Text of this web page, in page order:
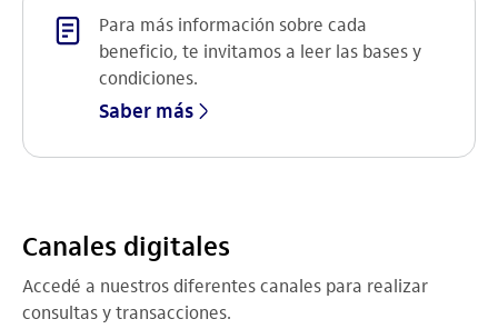
Para más información sobre cada
beneficio, te invitamos a leer las bases y
condiciones.
Saber más
Canales digitales
Accedé a nuestros diferentes canales para realizar
consultas y transacciones.